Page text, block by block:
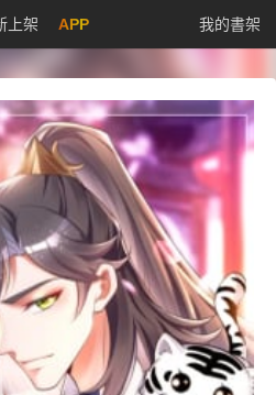
上架 APP 我的書架